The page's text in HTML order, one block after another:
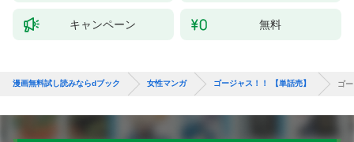
キャンペーン 無料
漫画無料試し読みならdブック 女性マンガ ゴージャス！！ 【単話売】 ゴ